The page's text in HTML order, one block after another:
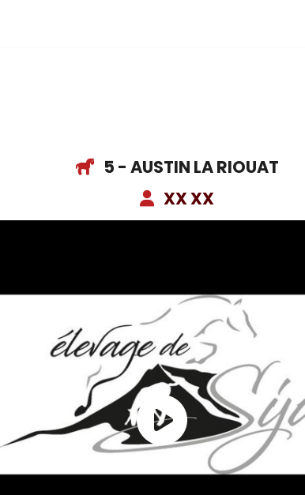
5 - AUSTIN LA RIOUAT
XX XX